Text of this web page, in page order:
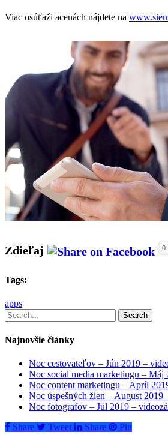
Viac osúťaži acenách nájdete na
Zdieľaj 0
Tags:
apps
Search
Najnovšie články
Noc cestovateľov – Jún 2019 –
Noc social media marketingu – Máj
Noc content marketingu – Apríl
Noc úspešných žien – August 2019
Noc fotografov – Júl 2019 –
Share
Tweet Share Pin